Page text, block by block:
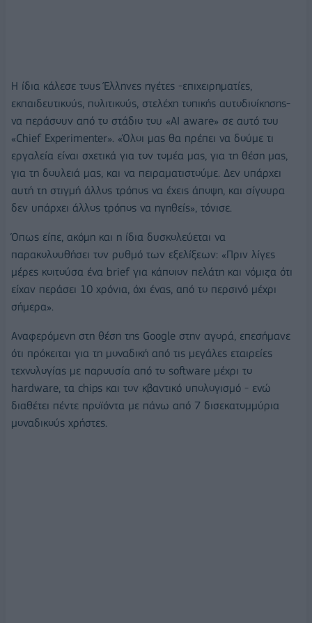
Η ίδια κάλεσε τους Έλληνες ηγέτες -επιχειρηματίες,
εκπαιδευτικούς, πολιτικούς, στελέχη τοπικής αυτοδιοίκησης-
να περάσουν από το στάδιο του «AI aware» σε αυτό του
«Chief Experimenter». «Όλοι μας θα πρέπει να δούμε τι
εργαλεία είναι σχετικά για τον τομέα μας, για τη θέση μας,
για τη δουλειά μας, και να πειραματιστούμε. Δεν υπάρχει
αυτή τη στιγμή άλλος τρόπος να έχεις άποψη, και σίγουρα
δεν υπάρχει άλλος τρόπος να ηγηθείς», τόνισε.
Όπως είπε, ακόμη και η ίδια δυσκολεύεται να
παρακολουθήσει τον ρυθμό των εξελίξεων: «Πριν λίγες
μέρες κοιτούσα ένα brief για κάποιον πελάτη και νόμιζα ότι
είχαν περάσει 10 χρόνια, όχι ένας, από το περσινό μέχρι
σήμερα».
Αναφερόμενη στη θέση της Google στην αγορά, επεσήμανε
ότι πρόκειται για τη μοναδική από τις μεγάλες εταιρείες
τεχνολογίας με παρουσία από το software μέχρι το
hardware, τα chips και τον κβαντικό υπολογισμό - ενώ
διαθέτει πέντε προϊόντα με πάνω από 7 δισεκατομμύρια
μοναδικούς χρήστες.